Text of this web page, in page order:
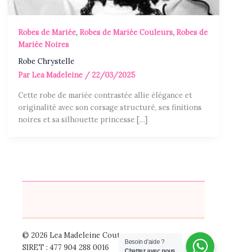
Robes de Mariée,Robes de Mariée Couleurs,Robes de
Mariée Noires
Robe Chrystelle
ParLea Madeleine / 22/03/2025
Cette robe de mariée contrastée allie élégance et
originalité avec son corsage structuré, ses finitions
noires et sa silhouette princesse […]
© 2026 Lea Madeleine Couture
SIRET : 477 904 288 0016
Besoin d'aide ?